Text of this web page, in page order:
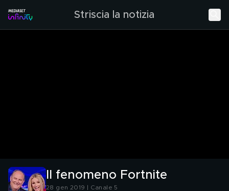
Striscia la notizia
Il fenomeno Fortnite
28 gen 2019 | Canale 5